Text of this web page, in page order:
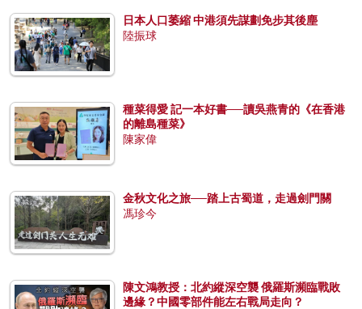
日本人口萎縮 中港須先謀劃免步其後塵
陸振球
種菜得愛 記一本好書──讀吳燕青的《在香港
的離島種菜》
陳家偉
金秋文化之旅──踏上古蜀道，走過劍門關
馮珍今
陳文鴻教授：北約縱深空襲 俄羅斯瀕臨戰敗
邊緣？中國零部件能左右戰局走向？